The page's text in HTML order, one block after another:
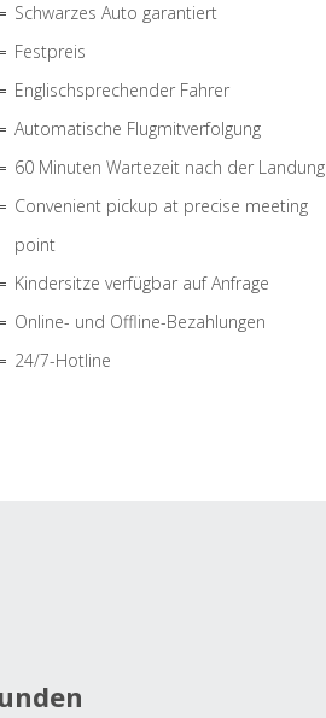
Schwarzes Auto garantiert
Festpreis
Englischsprechender Fahrer
Automatische Flugmitverfolgung
60 Minuten Wartezeit nach der Landung
Convenient pickup at precise meeting
point
Kindersitze verfügbar auf Anfrage
Online- und Offline-Bezahlungen
24/7-Hotline